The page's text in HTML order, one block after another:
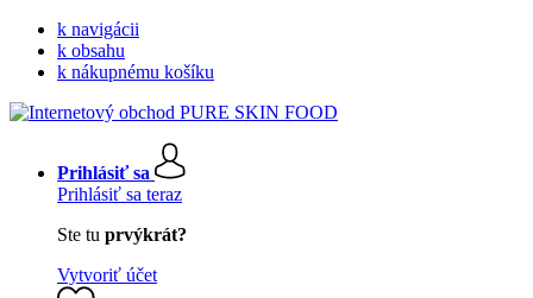
k navigácii
k obsahu
k nákupnému košíku
Prihlásiť sa
Prihlásiť sa teraz
Ste tu prvýkrát?
Vytvoriť účet